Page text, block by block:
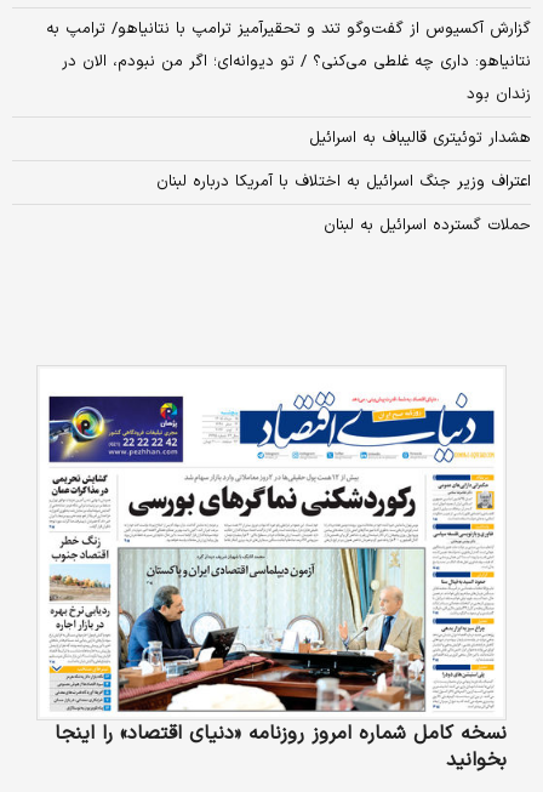
گزارش آکسیوس از گفت‌وگو تند و تحقیرآمیز ترامپ با نتانیاهو/ ترامپ به
نتانیاهو: داری چه غلطی می‌کنی؟ / تو دیوانه‌ای؛ اگر من نبودم، الان در
زندان بود
هشدار توئیتری قالیباف به اسرائیل
اعتراف وزیر جنگ اسرائیل به اختلاف با آمریکا درباره لبنان
حملات گسترده اسرائیل به لبنان
نسخه کامل شماره امروز روزنامه «دنیای‌ اقتصاد» را اینجا
بخوانید